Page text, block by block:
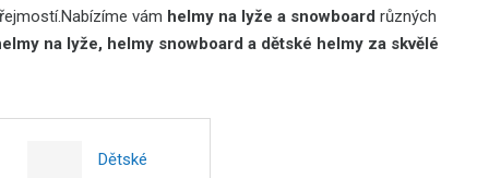
vám helmy na lyže a snowboard různých
na lyže, helmy snowboard a dětské helmy za skvělé
Dětské